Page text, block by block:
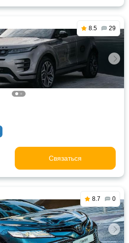
8.5 29
Связаться
8.7 0